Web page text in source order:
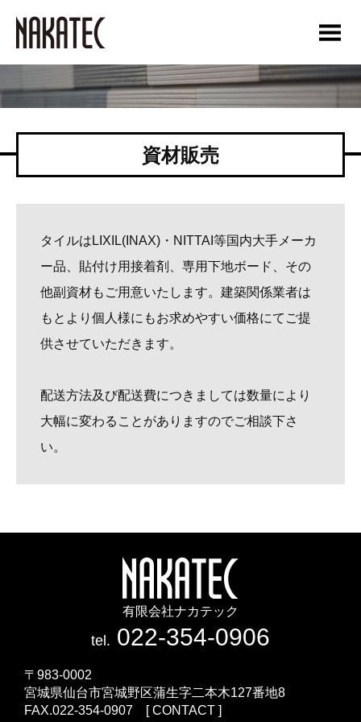
資材販売
タイルはLIXIL(INAX)・NITTAI等国内大手メーカ
ー品、貼付け用接着剤、専用下地ボード、その
他副資材もご用意いたします。建築関係業者は
もとより個人様にもお求めやすい価格にてご提
供させていただきます。
配送方法及び配送費につきましては数量により
大幅に変わることがありますのでご相談下さ
い。
有限会社ナカテック
tel. 022-354-0906
〒983-0002
宮城県仙台市宮城野区蒲生字二本木127番地8
FAX.022-354-0907 [ CONTACT